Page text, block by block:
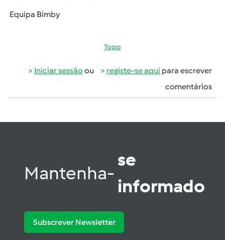
Equipa Bimby
Topo
Iniciar sessão ou registe-se aqui para escrever
comentários
Mantenha-
se
informado
Subscrever Newsletter